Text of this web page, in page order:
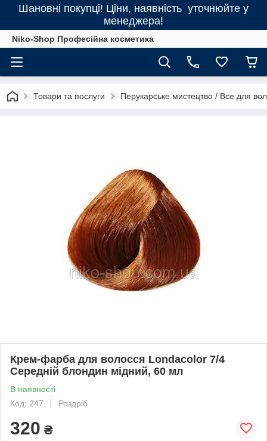
Шановні покупці! Ціни, наявність уточнюйте у
менеджера!
Niko-Shop Професійна косметика
Товари та послуги Перукарське мистецтво / Все для
Крем-фарба для волосся Londacolor 7/4
Середній блондин мідний, 60 мл
В наявності
Код: 247
Роздріб
320 ₴